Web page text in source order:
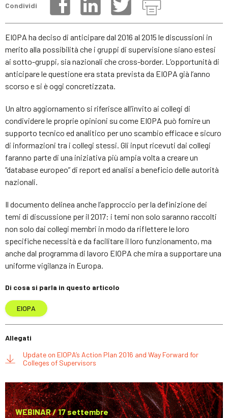
Condividi
EIOPA ha deciso di anticipare dal 2016 al 2015 le discussioni in
merito alla possibilità che i gruppi di supervisione siano estesi
ai sotto-gruppi, sia nazionali che cross-border. L’opportunità di
anticipare le questione era stata prevista da EIOPA già l’anno
scorso e si è oggi concretizzata.
Un altro aggiornamento si riferisce all’invito ai collegi di
condividere le proprie opinioni su come EIOPA può fornire un
supporto tecnico ed analitico per uno scambio efficace e sicuro
di informazioni tra i collegi stessi. Gli input ricevuti dai collegi
faranno parte di una iniziativa più ampia volta a creare un
“database europeo” di report ed analisi a beneficio delle autorità
nazionali.
Il documento delinea anche l’approccio per la definizione dei
temi di discussione per il 2017: i temi non solo saranno raccolti
non solo dai collegi membri in modo da riflettere le loro
specifiche necessità e da facilitare il loro funzionamento, ma
anche dal programma di lavoro EIOPA che mira a supportare una
uniforme vigilanza in Europa.
Di cosa si parla in questo articolo
EIOPA
Allegati
Update on EIOPA’s Action Plan 2016 and Way Forward for
Colleges of Supervisors
WEBINAR / 17 settembre